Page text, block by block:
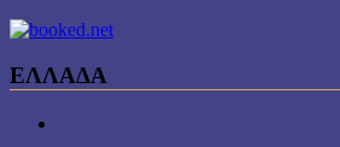
ΕΛΛΑΔΑ